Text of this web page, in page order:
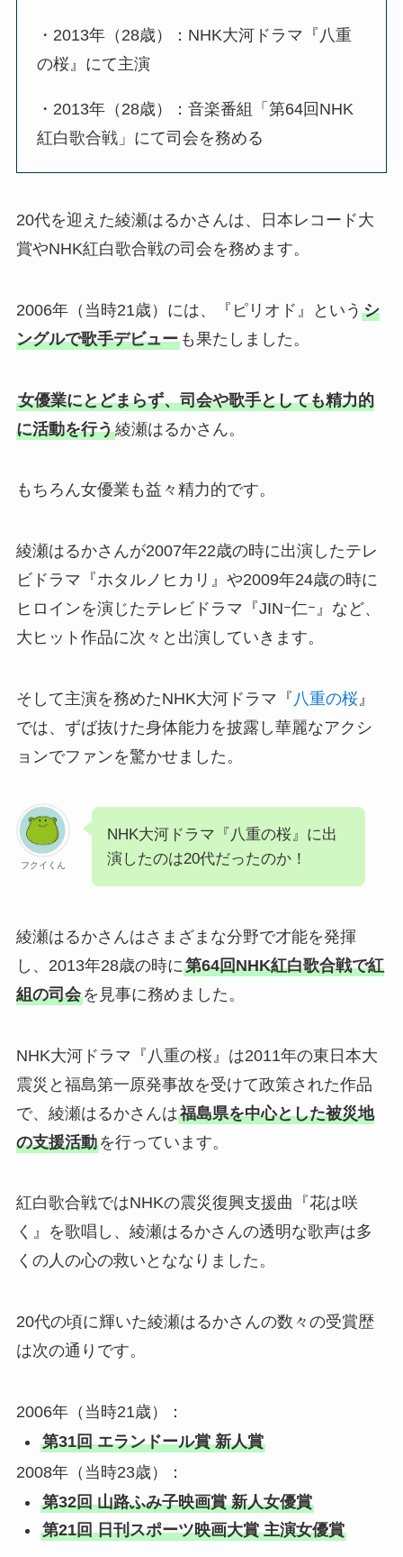
・2013年（28歳）：NHK大河ドラマ『八重
の桜』にて主演
・2013年（28歳）：音楽番組「第64回NHK
紅白歌合戦」にて司会を務める
20代を迎えた綾瀬はるかさんは、日本レコード大
賞やNHK紅白歌合戦の司会を務めます。
2006年（当時21歳）には、『ピリオド』という シ
ングルで歌手デビューも果たしました。
女優業にとどまらず、司会や歌手としても精力的
に活動を行う綾瀬はるかさん。
もちろん女優業も益々精力的です。
綾瀬はるかさんが2007年22歳の時に出演したテレ
ビドラマ『ホタルノヒカリ』や2009年24歳の時に
ヒロインを演じたテレビドラマ『JINｰ仁ｰ』など、
大ヒット作品に次々と出演していきます。
そして主演を務めたNHK大河ドラマ『 八重の桜』
では、ずば抜けた身体能力を披露し華麗なアクシ
ョンでファンを驚かせました。
フクイくん
NHK大河ドラマ『八重の桜』に出
演したのは20代だったのか！
綾瀬はるかさんはさまざまな分野で才能を発揮
し、2013年28歳の時に第64回NHK紅白歌合戦で紅
組の司会を見事に務めました。
NHK大河ドラマ『八重の桜』は2011年の東日本大
震災と福島第一原発事故を受けて政策された作品
で、綾瀬はるかさんは福島県を中心とした被災地
の支援活動を行っています。
紅白歌合戦ではNHKの震災復興支援曲『花は咲
く』を歌唱し、綾瀬はるかさんの透明な歌声は多
くの人の心の救いとななりました。
20代の頃に輝いた綾瀬はるかさんの数々の受賞歴
は次の通りです。
2006年（当時21歳）：
第31回 エランドール賞 新人賞
2008年（当時23歳）：
第32回 山路ふみ子映画賞 新人女優賞
第21回 日刊スポーツ映画大賞 主演女優賞